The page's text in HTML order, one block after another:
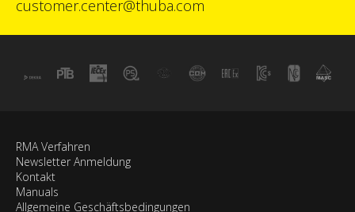
customer.center@thuba.com
RMA Verfahren
Newsletter Anmeldung
Kontakt
Manuals
Allgemeine Geschäftsbedingungen